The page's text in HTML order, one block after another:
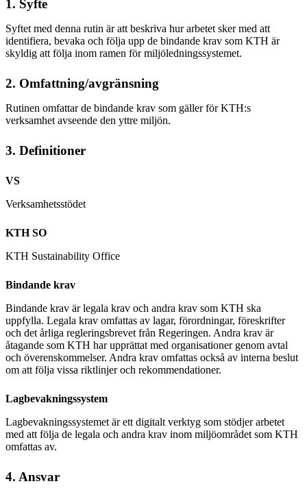
1. Syfte
Syftet med denna rutin är att beskriva hur arbetet sker med att
identifiera, bevaka och följa upp de bindande krav som KTH är
skyldig att följa inom ramen för miljöledningssystemet.
2. Omfattning/avgränsning
Rutinen omfattar de bindande krav som gäller för KTH:s
verksamhet avseende den yttre miljön.
3. Definitioner
VS
Verksamhetsstödet
KTH SO
KTH Sustainability Office
Bindande krav
Bindande krav är legala krav och andra krav som KTH ska
uppfylla. Legala krav omfattas av lagar, förordningar, föreskrifter
och det årliga regleringsbrevet från Regeringen. Andra krav är
åtagande som KTH har upprättat med organisationer genom avtal
och överenskommelser. Andra krav omfattas också av interna beslut
om att följa vissa riktlinjer och rekommendationer.
Lagbevakningssystem
Lagbevakningssystemet är ett digitalt verktyg som stödjer arbetet
med att följa de legala och andra krav inom miljöområdet som KTH
omfattas av.
4. Ansvar